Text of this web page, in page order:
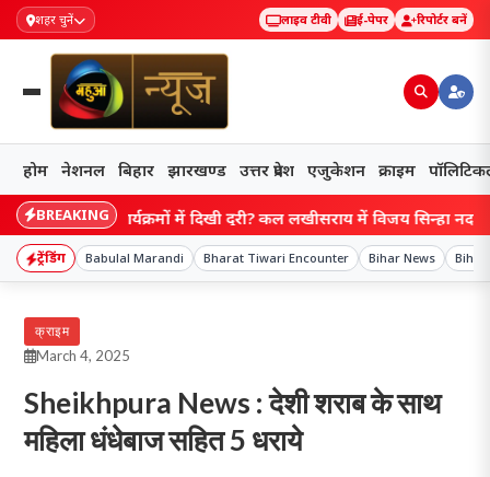
शहर चुनें लाइव टीवी ई-पेपर रिपोर्टर बनें
होम नेशनल बिहार झारखण्ड उत्तर प्रदेश एजुकेशन क्राइम
BREAKING
एक कार्यक्रमों में दिखी दूरी? कल लखीसराय में विजय सिन्हा नदारद, आज
ट्रेंडिंग Babulal Marandi Bharat Tiwari Encounter Bihar News Bihar
क्राइम
March 4, 2025
Sheikhpura News : देशी शराब के साथ
महिला धंधेबाज सहित 5 धराये